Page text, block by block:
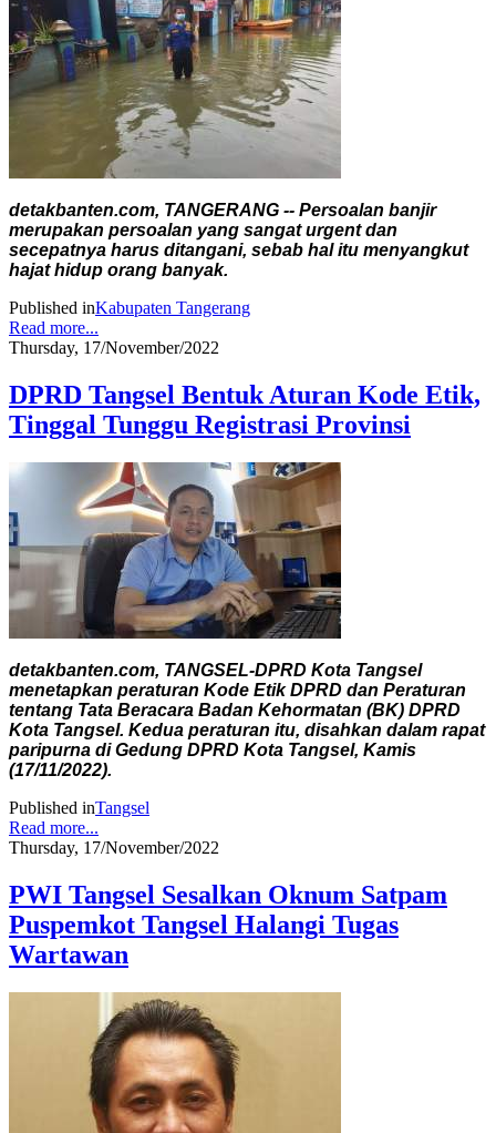
detakbanten.com, TANGERANG -- Persoalan banjir
merupakan persoalan yang sangat urgent dan
secepatnya harus ditangani, sebab hal itu menyangkut
hajat hidup orang banyak.
Published inKabupaten Tangerang
Read more...
Thursday, 17/November/2022
DPRD Tangsel Bentuk Aturan Kode Etik,
Tinggal Tunggu Registrasi Provinsi
detakbanten.com, TANGSEL-DPRD Kota Tangsel
menetapkan peraturan Kode Etik DPRD dan Peraturan
tentang Tata Beracara Badan Kehormatan (BK) DPRD
Kota Tangsel. Kedua peraturan itu, disahkan dalam rapat
paripurna di Gedung DPRD Kota Tangsel, Kamis
(17/11/2022).
Published inTangsel
Read more...
Thursday, 17/November/2022
PWI Tangsel Sesalkan Oknum Satpam
Puspemkot Tangsel Halangi Tugas
Wartawan